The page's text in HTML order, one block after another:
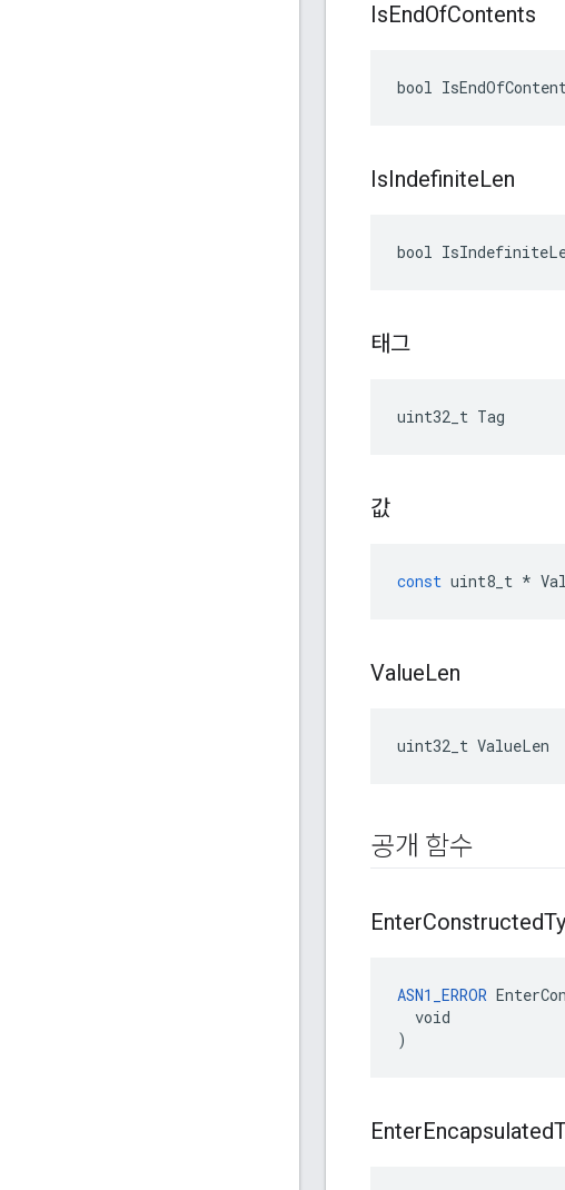
IsEndOfContents
bool
IsIndefiniteLen
bool
태그
uint32_t Tag
값
const uint8_t *
ValueLen
uint32_t ValueLen
공개 함수
EnterConstructed
ASN1_ERROR
  void
)
EnterEncapsulated